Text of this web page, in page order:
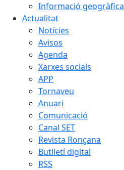
Informació geogràfica
Actualitat
Notícies
Avisos
Agenda
Xarxes socials
APP
Tornaveu
Anuari
Comunicació
Canal SET
Revista Ronçana
Butlletí digital
RSS